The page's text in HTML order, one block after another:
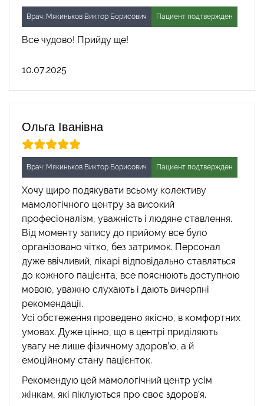
Врач: Мякиньков Виктор Борисович Пациент подтвержден
Все чудово! Прийду ще!
10.07.2025
Ольга Іванівна
Врач: Мякиньков Виктор Борисович Пациент подтвержден
Хочу щиро подякувати всьому колективу
мамологічного центру за високий
професіоналізм, уважність і людяне ставлення.
Від моменту запису до прийому все було
організовано чітко, без затримок. Персонал
дуже ввічливий, лікарі відповідально ставляться
до кожного пацієнта, все пояснюють доступною
мовою, уважно слухають і дають вичерпні
рекомендації.
Усі обстеження проведено якісно, в комфортних
умовах. Дуже цінно, що в центрі приділяють
увагу не лише фізичному здоров’ю, а й
емоційному стану пацієнток.
Рекомендую цей мамологічний центр усім
жінкам, які піклуються про своє здоров’я.